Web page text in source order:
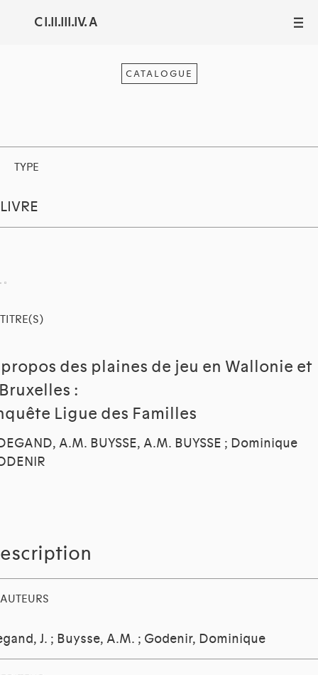
C I.II.III.IV. A III
CATALOGUE
TYPE
LIVRE
TITRE(S)
des plaines de jeu en Wallonie et
:
Ligue des Familles
A.M. BUYSSE, A.M. BUYSSE ; Dominique
AUTEURS
J. ; Buysse, A.M. ; Godenir, Dominique